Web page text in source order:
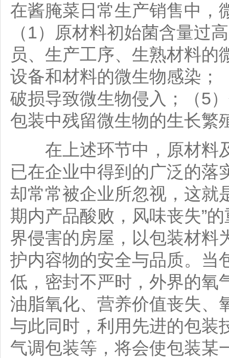
在酱腌菜日常生产销售中，
（1）原材料初始菌含量过
员、生产工序、生熟材料
设备和材料的微生物感染；
破损导致微生物侵入；（5
包装中残留微生物的生长繁
在上述环节中，原材料
已在企业中得到的广泛的落
却常常被企业所忽视，这就
期内产品酸败，风味丧失”
界侵害的房屋，以包装材料
护内容物的安全与品质。当
低，密封不严时，外界的氧
油脂氧化、营养价值丧失、
与此同时，利用先进的包装
气调包装等，将会使包装某